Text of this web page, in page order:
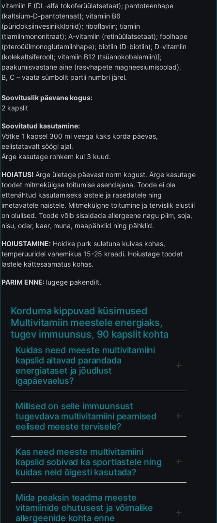
vitamiin E (DL-alfa tokoferüülatsetaat); pantoteenhape
(kaltsium-D-pantotenaat); vitamiin B6
(püridoksiinvesinikkloriid); riboflaviin; tiamiin
(tiamiinmononitraat); A-vitamiin (retinüülatsetaat); foolhape
(pteroüülmonoglutamiinhape); biotiin (D-biotiin); D-vitamiin
(kolekaltsiferool); vitamiin B12 (tsüanokobalamiin)];
paakumisvastane aine (rasvhapete magneesiumisoolad).
B, C – vaata sümbolit partii numbri järel.
Soovituslik päevane kogus:
2 kapslit
Soovitatud kasutamine:
Võtke 1 kapsel 300 ml veega kaks korda päevas,
eelistatavalt söögi ajal.
Ärge kasutage rohkem kui 3 kuud.
HOIATUS! Ärge ületage päevast norm kogust. Ärge kasutage
toodet mitmekülgse toitumise asendajana. Toode ei ole
ettenähtud kasutamiseks lastele ja rasedatele ning
imetavatele naistele. Mitmekülgne toitumine ja tervislik elustiil
on olulised. Toode võib sisaldada allergeene nagu piim, soja,
nisu, oder, kaer, muna, maapähklid ning pähklid.
HOIUSTAMINE: Hoidke purk suletuna kuivas kohas,
temperuuridel vahemikus 15-25 kraadi. Hoiustage toodet
lastele kättesaamatus kohas.
PARIM ENNE: lugege pakendilt.
Korduma kippuvad küsimused
Multivitamiin meestele energiaks,
tugev immuunsus, 90 kapslit kohta
Kuidas need meeste multivitamiini
kapslid aitavad parandada
energiataset ja jõudlust
igapäevaelus?
Millised on selle immuunsust
tugevdava multivitamiini peamised
eelised meeste tervisele?
Kas need meeste multivitamiini
kapslid sobivad ka sportlastele ning
kuidas neid õigesti kasutada?
Mida peaksin teadma meeste
vitamiinide ohutusest ja võimalike
allergeenide kohta enne